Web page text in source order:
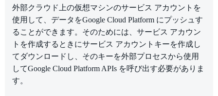
外部クラウド上の仮想マシンのサービス アカウントを
使用して、データをGoogle Cloud Platform にプッシュす
ることができます。そのためには、サービス アカウン
トを作成するときにサービス アカウントキーを作成し
てダウンロードし、そのキーを外部プロセスから使用
してGoogle Cloud Platform APIs を呼び出す必要がありま
す。